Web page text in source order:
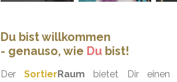
Du bist willkommen
- genauso, wie Du bist!
DerSortier Raum bietet Dir einen